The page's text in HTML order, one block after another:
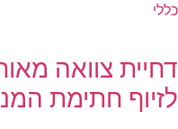
כללי
דחיית צוואה
לזיוף חתימת